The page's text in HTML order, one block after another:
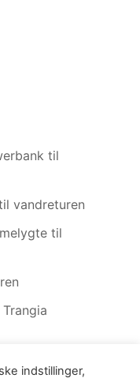
til
vandreturen
til
indstillinger,